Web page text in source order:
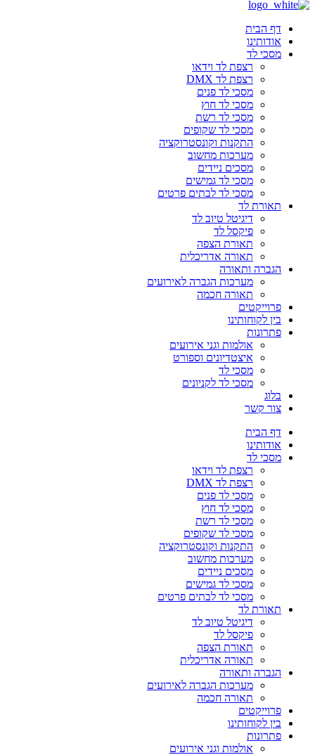
דף הבית
אודותינו
מסכי לד
רצפת לד וידאו
רצפת לד DMX
מסכי לד פנים
מסכי לד חוץ
מסכי לד רשת
מסכי לד שקופים
התקנות וקונסטרוקציה
מערכות מחשוב
מסכים ניידים
מסכי לד גמישים
מסכי לד לבתים פרטים
תאורת לד
דיגיטל טיוב לד
פיקסל לד
תאורת הצפה
תאורה אדריכלית
הגברה ותאורה
מערכות הגברה לאירועים
תאורה חכמה
פרוייקטים
בין לקוחותינו
פתרונות
אולמות וגני אירועים
איצטדיונים וספורט
מסכי לד
מסכי לד לקניונים
בלוג
צור קשר
דף הבית
אודותינו
מסכי לד
רצפת לד וידאו
רצפת לד DMX
מסכי לד פנים
מסכי לד חוץ
מסכי לד רשת
מסכי לד שקופים
התקנות וקונסטרוקציה
מערכות מחשוב
מסכים ניידים
מסכי לד גמישים
מסכי לד לבתים פרטים
תאורת לד
דיגיטל טיוב לד
פיקסל לד
תאורת הצפה
תאורה אדריכלית
הגברה ותאורה
מערכות הגברה לאירועים
תאורה חכמה
פרוייקטים
בין לקוחותינו
פתרונות
אולמות וגני אירועים